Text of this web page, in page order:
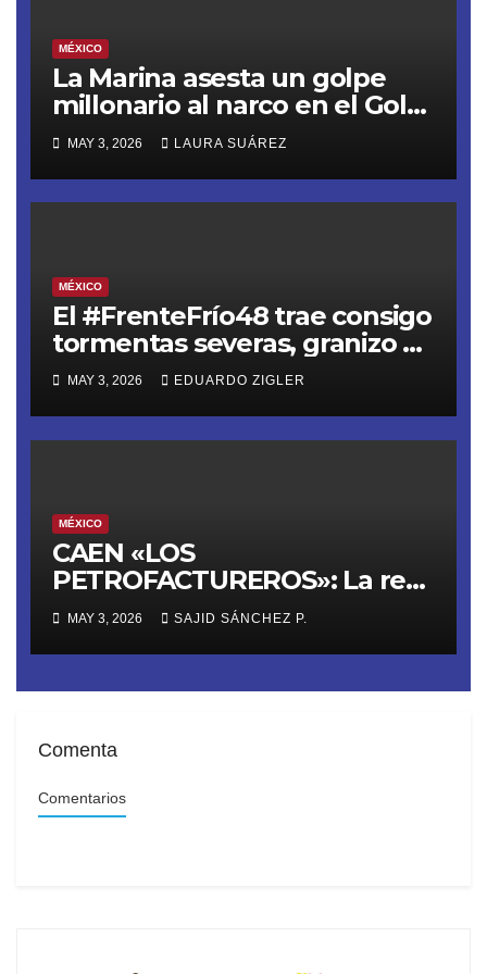
MÉXICO
La Marina asesta un golpe
millonario al narco en el Golfo
de Tehuantepec
MAY 3, 2026 LAURA SUÁREZ
MÉXICO
El #FrenteFrío48 trae consigo
tormentas severas, granizo y
riesgo de inundaciones
MAY 3, 2026 EDUARDO ZIGLER
MÉXICO
CAEN «LOS
PETROFACTUREROS»: La red
criminal que lavaba dinero
del huachicol con 40
empresas fachada
MAY 3, 2026 SAJID SÁNCHEZ P.
Comenta
Comentarios